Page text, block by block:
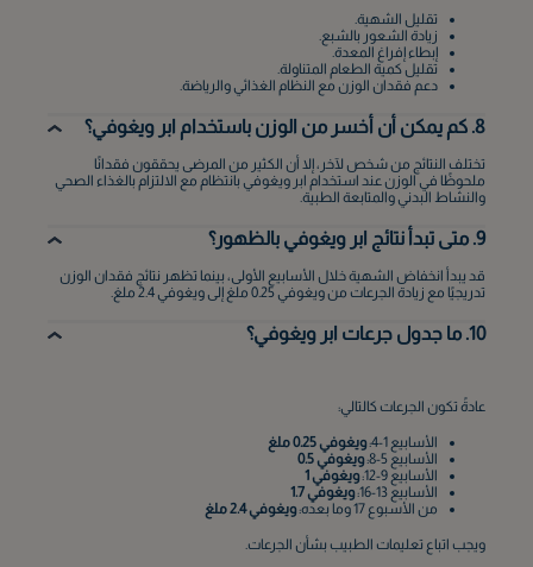
تقليل الشهية.
زيادة الشعور بالشبع.
إبطاء إفراغ المعدة.
تقليل كمية الطعام المتناولة.
دعم فقدان الوزن مع النظام الغذائي والرياضة.
8. كم يمكن أن أخسر من الوزن باستخدام ابر ويغوفي؟
تختلف النتائج من شخص لآخر، إلا أن الكثير من المرضى يحققون فقدانًا
ملحوظًا في الوزن عند استخدام ابر ويغوفي بانتظام مع الالتزام بالغذاء الصحي
والنشاط البدني والمتابعة الطبية.
9. متى تبدأ نتائج ابر ويغوفي بالظهور؟
قد يبدأ انخفاض الشهية خلال الأسابيع الأولى، بينما تظهر نتائج فقدان الوزن
تدريجيًا مع زيادة الجرعات من ويغوفي 0.25 ملغ إلى ويغوفي 2.4 ملغ.
10. ما جدول جرعات ابر ويغوفي؟
عادةً تكون الجرعات كالتالي:
الأسابيع 1-4:
ويغوفي 0.25 ملغ
الأسابيع 5-8:
ويغوفي 0.5
الأسابيع 9-12:
ويغوفي 1
الأسابيع 13-16:
ويغوفي 1.7
من الأسبوع 17 وما بعده:
ويغوفي 2.4 ملغ
ويجب اتباع تعليمات الطبيب بشأن الجرعات.